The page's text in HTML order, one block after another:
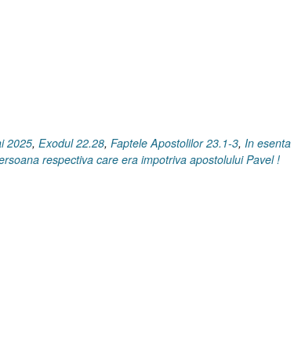
2025, Exodul 22.28, Faptele Apostolilor 23.1-3, In esenta
respectiva care era impotriva apostolului Pavel !